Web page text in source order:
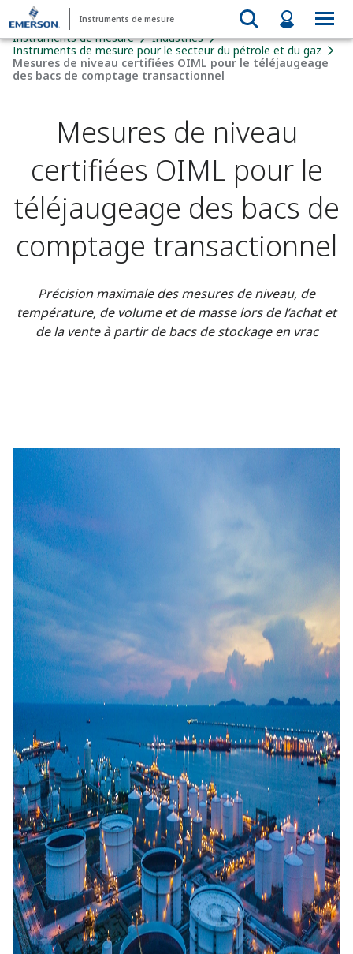
Instruments de mesure
Instruments de mesure
Industries
Instruments de mesure pour le secteur du pétrole et du gaz
Mesures de niveau certifiées OIML pour le téléjaugeage
des bacs de comptage transactionnel
Mesures de niveau
certifiées OIML pour le
téléjaugeage des bacs de
comptage transactionnel
Précision maximale des mesures de niveau, de
température, de volume et de masse lors de l’achat et
de la vente à partir de bacs de stockage en vrac